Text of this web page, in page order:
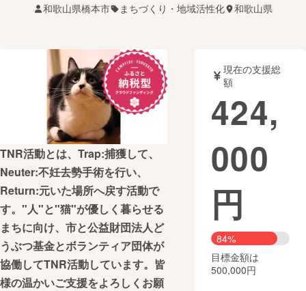
テクノロジー・ガジェット
映像・映画 書籍・雑誌
ビジネス・起業 チャレンジ
まちづくり・地域活性化
CAMPFIRE for Social Good
CAMPFIRE Creation
CAMPFIREふるさと納税machi-ya コミュニティ
和歌山県橋本市 まちづくり・地域活性化 和歌山県
TNR活動とは、Trap:捕獲して、
Neuter:不妊去勢手術を行い、
Return:元いた場所へ戻す活動で
す。"人"と"猫"が優しく暮らせる
まちに向け、市と公益財団法人ど
うぶつ基金とボランティア団体が
協働してTNR活動しています。皆
様の温かいご支援をよろしくお願
現在の支援総
額
424,
000
円
84%
目標金額は
500,000円